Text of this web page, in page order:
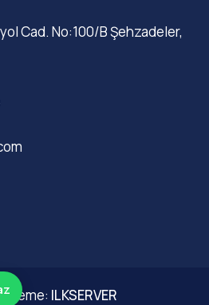
Cad. No:100/B Şehzadeler,
ILKSERVER